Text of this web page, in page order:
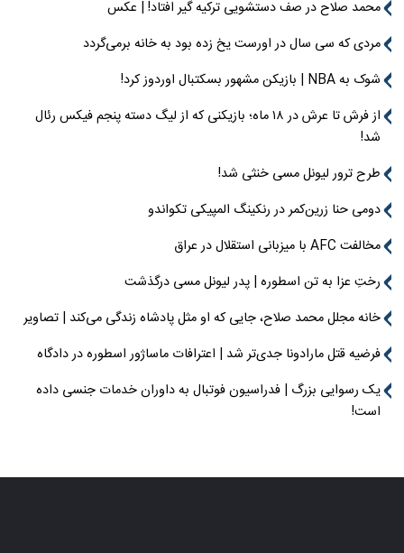
محمد صلاح در صف دستشویی ترکیه گیر افتاد! | عکس
مردی که سی سال در اورست یخ زده بود به خانه برمی‌گردد
شوک به NBA | بازیکن مشهور بسکتبال اوردوز کرد!
از فرش تا عرش در ۱۸ ماه؛ بازیکنی که از لیگ دسته پنجم فیکس رئال
شد!
طرح ترور لیونل مسی خنثی شد!
دومی حنا زرین‌کمر در رنکینگ المپیکی تکواندو
مخالفت AFC با میزبانی استقلال در عراق
رختِ عزا به تن اسطوره | پدر لیونل مسی درگذشت
خانه مجلل محمد صلاح، جایی که او مثل پادشاه زندگی می‌کند | تصاویر
فرضیه قتل مارادونا جدی‌تر شد | اعترافات ماساژور اسطوره در دادگاه
یک رسوایی بزرگ | فدراسیون فوتبال به داوران خدمات جنسی داده
است!